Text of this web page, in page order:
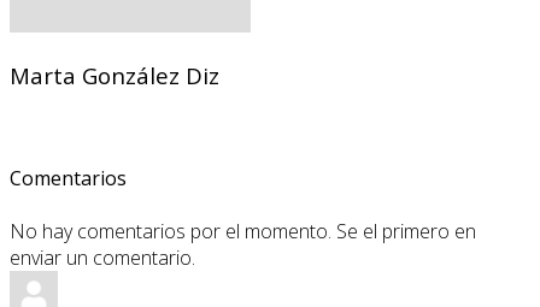
Marta González Diz
Comentarios
No hay comentarios por el momento. Se el primero en
enviar un comentario.